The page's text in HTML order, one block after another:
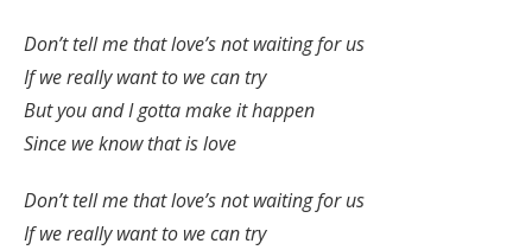
Don’t tell me that love’s not waiting for us
If we really want to we can try
But you and I gotta make it happen
Since we know that is love
Don’t tell me that love’s not waiting for us
If we really want to we can try